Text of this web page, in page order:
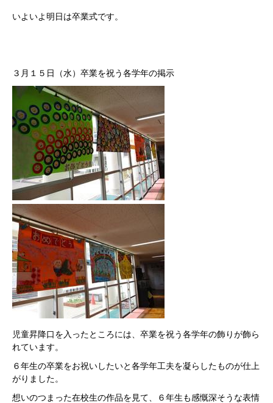
いよいよ明日は卒業式です。
３月１５日（水）卒業を祝う各学年の掲示
児童昇降口を入ったところには、卒業を祝う各学年の飾りが飾ら
れています。
６年生の卒業をお祝いしたいと各学年工夫を凝らしたものが仕上
がりました。
想いのつまった在校生の作品を見て、６年生も感慨深そうな表情